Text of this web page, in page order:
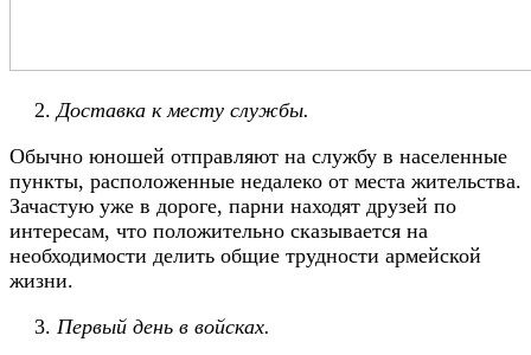
Доставка к месту службы.
Обычно юношей отправляют на службу в населенные
пункты, расположенные недалеко от места жительства.
Зачастую уже в дороге, парни находят друзей по
интересам, что положительно сказывается на
необходимости делить общие трудности армейской
жизни.
Первый день в войсках.